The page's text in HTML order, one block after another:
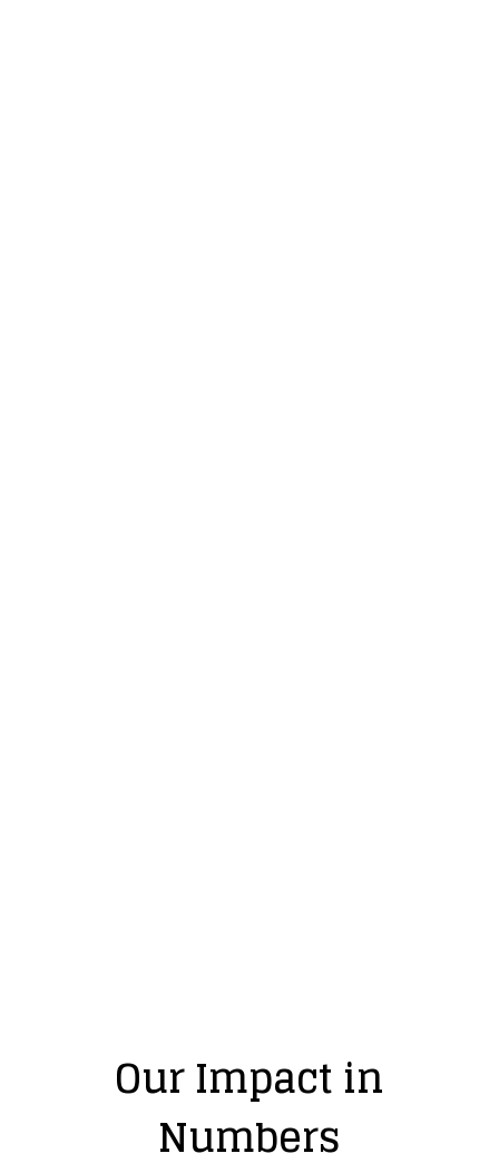
Our Impact in
Numbers